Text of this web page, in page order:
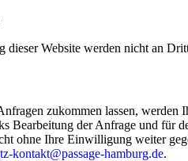
Website werden nicht an
zukommen lassen, werden
Bearbeitung der Anfrage und für
ohne Ihre Einwilligung weiter
kontakt@passage-hamburg.de.